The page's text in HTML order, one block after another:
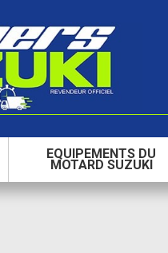
EQUIPEMENTS DU
MOTARD SUZUKI